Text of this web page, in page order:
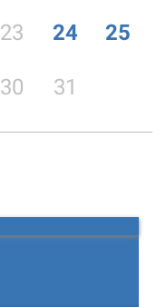
23 24 25
30 31